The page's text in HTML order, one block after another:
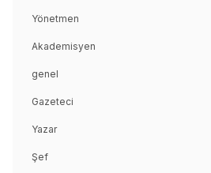
Yönetmen
Akademisyen
genel
Gazeteci
Yazar
Şef